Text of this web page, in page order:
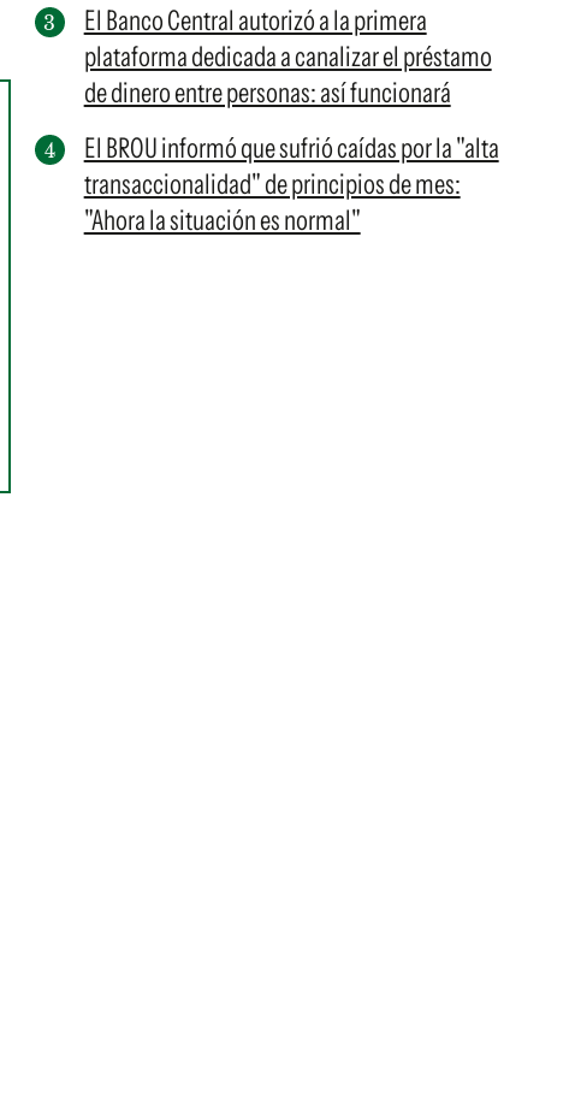
El Banco Central autorizó a la primera
plataforma dedicada a canalizar el préstamo
de dinero entre personas: así funcionará
El BROU informó que sufrió caídas por la "alta
transaccionalidad" de principios de mes:
"Ahora la situación es normal"